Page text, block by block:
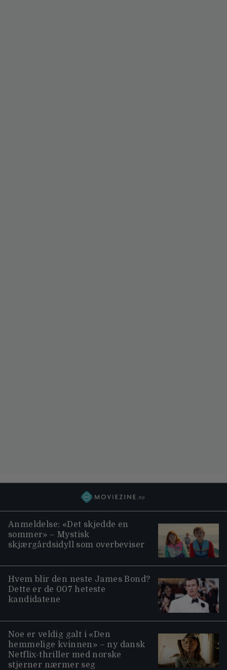
Anmeldelse: «Det skjedde en
sommer» – Mystisk
skjærgårdsidyll som overbeviser
Hvem blir den neste James Bond?
Dette er de 007 heteste
kandidatene
Noe er veldig galt i «Den
hemmelige kvinnen» – ny dansk
Netflix-thriller med norske
stjerner nærmer seg